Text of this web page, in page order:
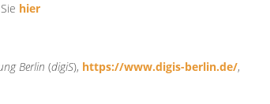
hier
Berlin (digiS), https://www.digis-berlin.de/,